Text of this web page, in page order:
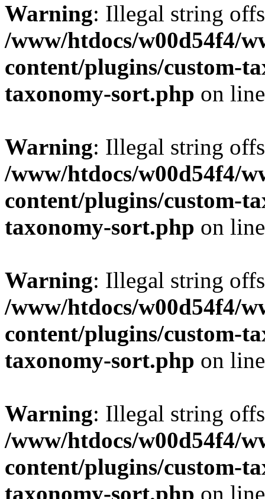
Warning: Illegal string
/www/htdocs/w00d54f4/
content/plugins/custom-
taxonomy-sort.php on
Warning: Illegal string
/www/htdocs/w00d54f4/
content/plugins/custom-
taxonomy-sort.php on
Warning: Illegal string
/www/htdocs/w00d54f4/
content/plugins/custom-
taxonomy-sort.php on
Warning: Illegal string
/www/htdocs/w00d54f4/
content/plugins/custom-
taxonomy-sort.php on